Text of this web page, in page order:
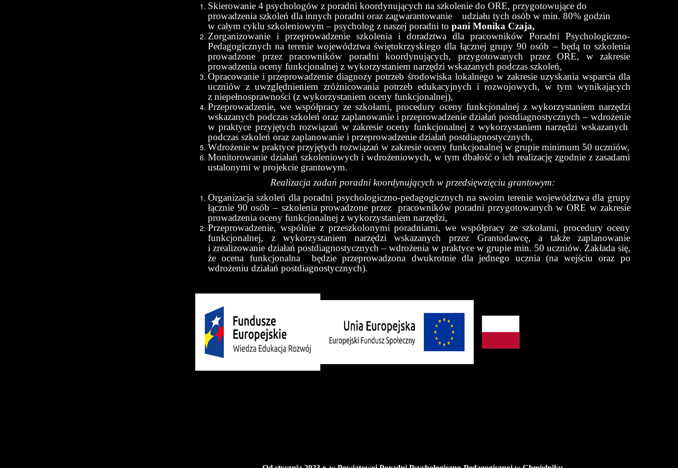
Skierowanie 4 psychologów z poradni koordynujących na szkolenie do ORE, przygotowujące do
prowadzenia szkoleń dla innych poradni oraz zagwarantowanie udziału tych osób w min. 80% godzin
w całym cyklu szkoleniowym – psycholog z naszej poradni to pani Monika Czaja,
Zorganizowanie i przeprowadzenie szkolenia i doradztwa dla pracowników Poradni Psychologiczno-
Pedagogicznych na terenie województwa świętokrzyskiego dla łącznej grupy 90 osób – będą to szkolenia
prowadzone przez pracowników poradni koordynujących, przygotowanych przez ORE, w zakresie
prowadzenia oceny funkcjonalnej z wykorzystaniem narzędzi wskazanych podczas szkoleń,
Opracowanie i przeprowadzenie diagnozy potrzeb środowiska lokalnego w zakresie uzyskania wsparcia dla
uczniów z uwzględnieniem zróżnicowania potrzeb edukacyjnych i rozwojowych, w tym wynikających
z niepełnosprawności (z wykorzystaniem oceny funkcjonalnej),
Przeprowadzenie, we współpracy ze szkołami, procedury oceny funkcjonalnej z wykorzystaniem narzędzi
wskazanych podczas szkoleń oraz zaplanowanie i przeprowadzenie działań postdiagnostycznych – wdrożenie
w praktyce przyjętych rozwiązań w zakresie oceny funkcjonalnej z wykorzystaniem narzędzi wskazanych
podczas szkoleń oraz zaplanowanie i przeprowadzenie działań postdiagnostycznych,
Wdrożenie w praktyce przyjętych rozwiązań w zakresie oceny funkcjonalnej w grupie minimum 50 uczniów,
Monitorowanie działań szkoleniowych i wdrożeniowych, w tym dbałość o ich realizację zgodnie z zasadami
ustalonymi w projekcie grantowym.
Realizacja zadań poradni koordynujących w przedsięwzięciu grantowym:
Organizacja szkoleń dla poradni psychologiczno-pedagogicznych na swoim terenie województwa dla grupy
łącznie 90 osób – szkolenia prowadzone przez pracowników poradni przygotowanych w ORE w zakresie
prowadzenia oceny funkcjonalnej z wykorzystaniem narzędzi,
Przeprowadzenie, wspólnie z przeszkolonymi poradniami, we współpracy ze szkołami, procedury oceny
funkcjonalnej, z wykorzystaniem narzędzi wskazanych przez Grantodawcę, a także zaplanowanie
i zrealizowanie działań postdiagnostycznych – wdrożenia w praktyce w grupie min. 50 uczniów. Zakłada się,
że ocena funkcjonalna będzie przeprowadzona dwukrotnie dla jednego ucznia (na wejściu oraz po
wdrożeniu działań postdiagnostycznych).